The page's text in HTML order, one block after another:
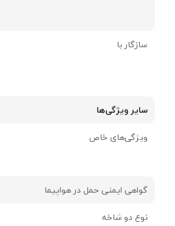
سازگار با
سایر ویژگی‌ها
ویژگی‌های خاص
گواهی ایمنی حمل در هواپیما
نوع دو شاخه